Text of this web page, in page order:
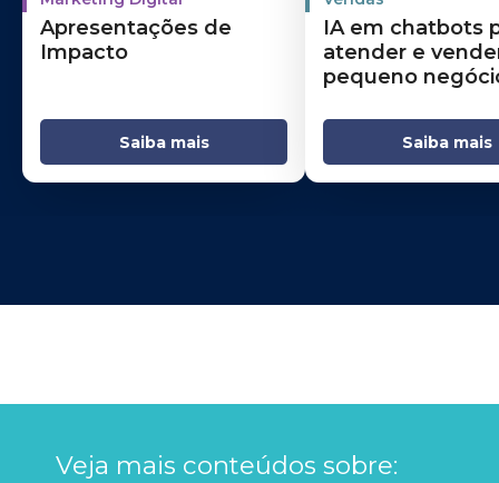
Apresentações de
Impacto
Saiba mais
IA em chatbots
atender e
pequeno
Saiba mais